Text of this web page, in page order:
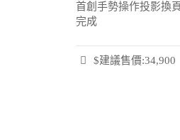
首創手勢操作投影換
完成
$建議售價:34,900